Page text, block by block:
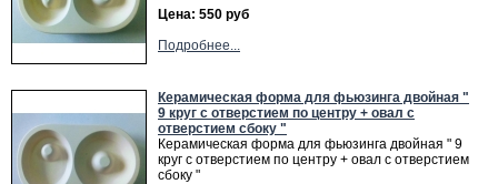
Цена: 550 руб
Подробнее...
Керамическая форма для фьюзинга двойная "
9 круг с отверстием по центру + овал с
отверстием сбоку "
Керамическая форма для фьюзинга двойная " 9
круг с отверстием по центру + овал с отверстием
сбоку "